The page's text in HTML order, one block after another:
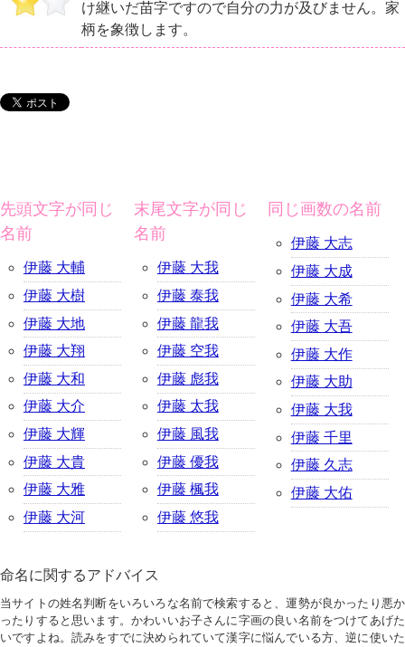
け継いだ苗字ですので自分の力が及びません。家
柄を象徴します。
先頭文字が同じ
名前
伊藤 大輔
伊藤 大樹
伊藤 大地
伊藤 大翔
伊藤 大和
伊藤 大介
伊藤 大輝
伊藤 大貴
伊藤 大雅
伊藤 大河
末尾文字が同じ
名前
伊藤 大我
伊藤 泰我
伊藤 龍我
伊藤 空我
伊藤 彪我
伊藤 太我
伊藤 風我
伊藤 優我
伊藤 楓我
伊藤 悠我
同じ画数の名前
伊藤 大志
伊藤 大成
伊藤 大希
伊藤 大吾
伊藤 大作
伊藤 大助
伊藤 大我
伊藤 千里
伊藤 久志
伊藤 大佑
命名に関するアドバイス
当サイトの姓名判断をいろいろな名前で検索すると、運勢が良かったり悪か
ったりすると思います。かわいいお子さんに字画の良い名前をつけてあげた
いですよね。読みをすでに決められていて漢字に悩んでいる方、逆に使いた